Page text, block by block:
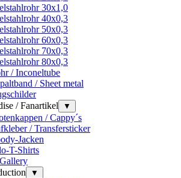
30x1,0
40x0,3
50x0,3
60x0,3
70x0,3
80x0,3
/ Inconeltube
/ Sheet metal
/ Fanartikel
▼
/ Cappy´s
/ Transfersticker
Jacken
T-Shirts
▼